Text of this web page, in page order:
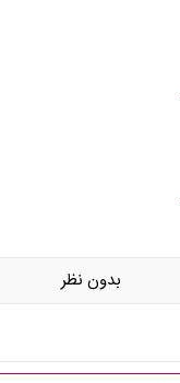
بدون نظر